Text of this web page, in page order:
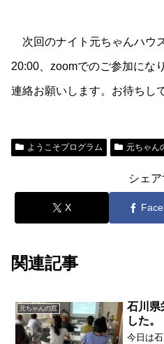
次回のナイト元ちゃんハウ
20:00、zoomでのご参加にな
連絡お願いします。お待ちし
ようこそプログラム 元ちゃん
シェア
X
関連記事
元ちゃんの窓
石川県
した。
今日は